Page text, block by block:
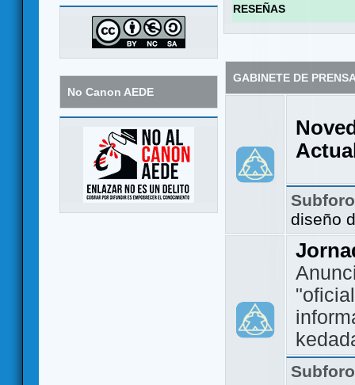
No Canon AEDE
RESEÑAS
GABINETE DE
diseño